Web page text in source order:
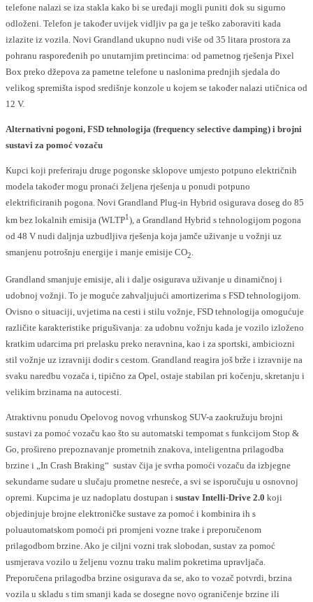
telefone nalazi se iza stakla kako bi se uređaji mogli puniti dok su sigurno
odloženi. Telefon je također uvijek vidljiv pa ga je teško zaboraviti kada
izlazite iz vozila. Novi Grandland ukupno nudi više od 35 litara prostora za
pohranu raspoređenih po unutarnjim pretincima: od pametnog rješenja Pixel
Box preko džepova za pametne telefone u naslonima prednjih sjedala do
velikog spremišta ispod središnje konzole u kojem se također nalazi utičnica od
12 V.
Alternativni pogoni, FSD tehnologija (frequency selective damping) i brojni
sustavi za pomoć vozaču
Kupci koji preferiraju druge pogonske sklopove umjesto potpuno električnih
modela također mogu pronaći željena rješenja u ponudi potpuno
elektrificiranih pogona. Novi Grandland Plug-in Hybrid osigurava doseg do 85
km bez lokalnih emisija (WLTP1), a Grandland Hybrid s tehnologijom pogona
od 48 V nudi daljnja uzbudljiva rješenja koja jamče uživanje u vožnji uz
smanjenu potrošnju energije i manje emisije CO2
Grandland smanjuje emisije, ali i dalje osigurava uživanje u dinamičnoj i
udobnoj vožnji. To je moguće zahvaljujući amortizerima s FSD tehnologijom.
Ovisno o situaciji, uvjetima na cesti i stilu vožnje, FSD tehnologija omogućuje
različite karakteristike prigušivanja: za udobnu vožnju kada je vozilo izloženo
kratkim udarcima pri prelasku preko neravnina, kao i za sportski, ambiciozni
stil vožnje uz izravniji dodir s cestom. Grandland reagira još brže i izravnije na
svaku naredbu vozača i, tipično za Opel, ostaje stabilan pri kočenju, skretanju i
velikim brzinama na autocesti.
Atraktivnu ponudu Opelovog novog vrhunskog SUV-a zaokružuju brojni
sustavi za pomoć vozaču kao što su automatski tempomat s funkcijom Stop &
Go, prošireno prepoznavanje prometnih znakova, inteligentna prilagodba
brzine i „In Crash Braking“ sustav čija je svrha pomoći vozaču da izbjegne
sekundarne sudare u slučaju prometne nesreće, a svi se isporučuju u osnovnoj
opremi. Kupcima je uz nadoplatu dostupan i sustav Intelli-Drive 2.0 koji
objedinjuje brojne elektroničke sustave za pomoć i kombinira ih s
poluautomatskom pomoći pri promjeni vozne trake i preporučenom
prilagodbom brzine. Ako je ciljni vozni trak slobodan, sustav za pomoć
usmjerava vozilo u željenu voznu traku malim pokretima upravljača.
Preporučena prilagodba brzine osigurava da se, ako to vozač potvrdi, brzina
vozila u skladu s tim smanji kada se dosegne novo ograničenje brzine ili